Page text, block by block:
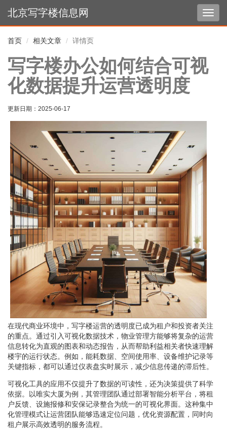
切
换
北京写字楼信息网
首页 相关文章 详情页
写字楼办公如何结合可视
化数据提升运营透明度
更新日期： 2025-06-17
在现代商业环境中，写字楼运营的透明度已成为租户和投资者关注
的重点。通过引入可视化数据技术，物业管理方能够将复杂的运营
信息转化为直观的图表和动态报告，从而帮助利益相关者快速理解
楼宇的运行状态。例如，能耗数据、空间使用率、设备维护记录等
关键指标，都可以通过仪表盘实时展示，减少信息传递的滞后性。
可视化工具的应用不仅提升了数据的可读性，还为决策提供了科学
依据。以唯实大厦为例，其管理团队通过部署智能分析平台，将租
户反馈、设施报修和安保记录整合为统一的可视化界面。这种集中
化管理模式让运营团队能够迅速定位问题，优化资源配置，同时向
租户展示高效透明的服务流程。